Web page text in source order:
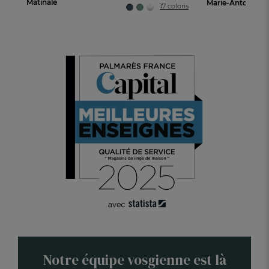
Matinale 17 coloris
Notre équipe vosgienne est là